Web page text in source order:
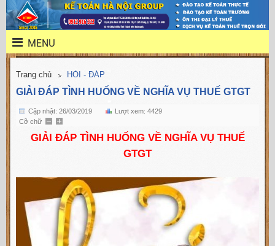
MENU
Trang chủ HỎI - ĐÁP
GIẢI ĐÁP TÌNH HUỐNG VỀ NGHĨA VỤ THUẾ GTGT
Cập nhật: 26/03/2019
Lượt xem: 4429
Cỡ chữ
GIẢI ĐÁP TÌNH HUỐNG VỀ NGHĨA VỤ THUẾ
GTGT